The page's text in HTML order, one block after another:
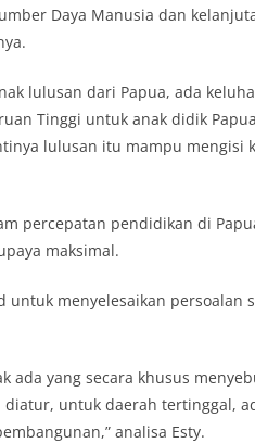
Daya Manusia dan
lulusan dari Papua, ada
Tinggi untuk anak didik
lulusan itu mampu mengisi
percepatan pendidikan di
maksimal.
untuk menyelesaikan persoalan
ada yang secara khusus
untuk daerah tertinggal,
analisa Esty.